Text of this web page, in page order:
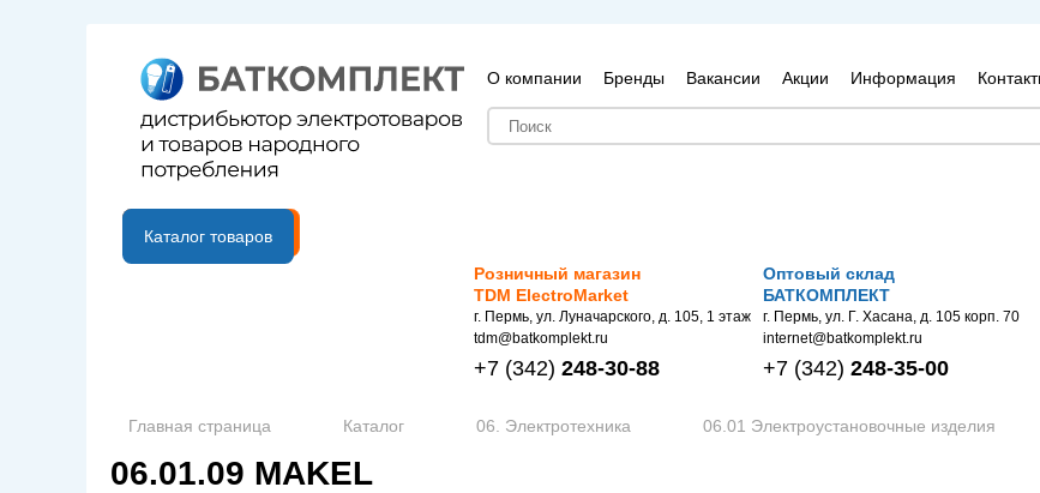
О компании Бренды Вакансии Акции Информация
B2B портал
Каталог товаров
Розничный магазин
TDM ElectroMarket
г. Пермь, ул. Луначарского, д. 105, 1 этаж
tdm@batkomplekt.ru
+7 (342) 248-30-88
Оптовый склад
БАТКОМПЛЕКТ
г. Пермь, ул. Г. Хасана, д. 105 корп. 70
internet@batkomplekt.ru
+7 (342) 248-35-00
Главная страница Каталог 06. Электротехника 06.01 Электроустановочные изделия
06.01.09 MAKEL